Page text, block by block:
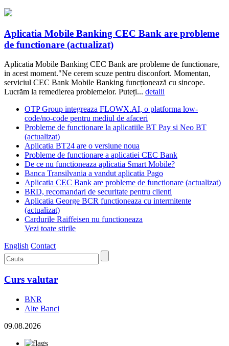
Aplicatia Mobile Banking CEC Bank are probleme
de functionare (actualizat)
Aplicatia Mobile Banking CEC Bank are probleme de functionare,
in acest moment."Ne cerem scuze pentru disconfort. Momentan,
serviciul CEC Bank Mobile Banking funcționează cu sincope.
Lucrăm la remedierea problemelor. Puteți... detalii
OTP Group integreaza FLOWX.AI, o platforma low-
code/no-code pentru mediul de afaceri
Probleme de functionare la aplicatiile BT Pay si Neo BT
(actualizat)
Aplicatia BT24 are o versiune noua
Probleme de functionare a aplicatiei CEC Bank
De ce nu functioneaza aplicatia Smart Mobile?
Banca Transilvania a vandut aplicatia Pago
Aplicatia CEC Bank are probleme de functionare (actualizat)
BRD, recomandari de securitate pentru clienti
Aplicatia George BCR functioneaza cu intermitente
(actualizat)
Cardurile Raiffeisen nu functioneaza
Vezi toate stirile
English Contact
Curs valutar
BNR
Alte Banci
09.08.2026